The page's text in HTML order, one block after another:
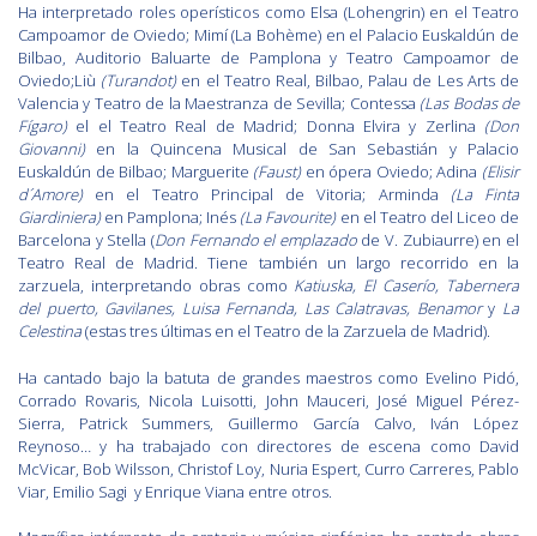
Ha interpretado roles operísticos como Elsa (Lohengrin) en el Teatro
Campoamor de Oviedo; Mimí (La Bohème) en el Palacio Euskaldún de
Bilbao, Auditorio Baluarte de Pamplona y Teatro Campoamor de
Oviedo;Liù (Turandot)en el Teatro Real, Bilbao, Palau de Les Arts de
Valencia y Teatro de la Maestranza de Sevilla; Contessa (Las Bodas de
Fígaro)el el Teatro Real de Madrid; Donna Elvira y Zerlina (Don
Giovanni)en la Quincena Musical de San Sebastián y Palacio
Euskaldún de Bilbao; Marguerite (Faust)en ópera Oviedo; Adina (Elisir
d´Amore)en el Teatro Principal de Vitoria; Arminda (La Finta
Giardiniera)en Pamplona; Inés (La Favourite)en el Teatro del Liceo de
Barcelona y Stella (Don Fernando el emplazadode V. Zubiaurre) en el
Teatro Real de Madrid. Tiene también un largo recorrido en la
zarzuela, interpretando obras como Katiuska, El Caserío, Tabernera
del puerto, Gavilanes, Luisa Fernanda, Las Calatravas, Benamory La
Celestina(estas tres últimas en el Teatro de la Zarzuela de Madrid).
Ha cantado bajo la batuta de grandes maestros como Evelino Pidó,
Corrado Rovaris, Nicola Luisotti, John Mauceri, José Miguel Pérez-
Sierra, Patrick Summers, Guillermo García Calvo, Iván López
Reynoso… y ha trabajado con directores de escena como David
McVicar, Bob Wilsson, Christof Loy, Nuria Espert, Curro Carreres, Pablo
Viar, Emilio Sagi y Enrique Viana entre otros.